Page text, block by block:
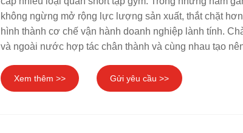
không ngừng mở rộng lực lượng sản xuất, thắt chặt
hình thành cơ chế vận hành doanh nghiệp lành tính.
và ngoài nước hợp tác chân thành và cùng nhau tạo
Xem thêm >> Gửi yêu cầu >>